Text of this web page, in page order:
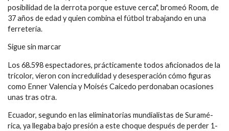
posibilidad de la derrota porque estuve cerca", bromeó Room, de
37 años de edad y quien combina el fútbol trabajando en una
ferretería.
Sigue sin marcar
Los 68.598 espectadores, prácticamente todos aficionados de la
tricolor, vieron con incredulidad y desesperación cómo figuras
como Enner Valencia y Moisés Caicedo perdonaban ocasiones
unas tras otra.
Ecuador, segundo en las eliminatorias mundialistas de Suramé-
rica, ya llegaba bajo presión a este choque después de perder 1-